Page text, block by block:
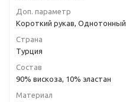
Доп. параметр
Короткий рукав, Однотонный
Страна
Турция
Состав
90% вискоза, 10% эластан
Материал